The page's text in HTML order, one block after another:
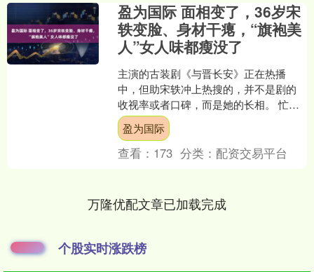
盈为国际 面相变了，36岁宋
轶变脸、身材干瘪，“旗袍美
人”女人味都瘦没了
主演的古装剧《与晋长安》正在热播
中，但助宋轶冲上热搜的，并不是剧的
收视率或者口碑，而是她的长相。 忙着
四处扫楼跑宣传，一天造型三换，可近
日的一套造型直接“吓”到....
盈为国际
查看： 173 分类： 配资交易平台
万隆优配文章已加载完成
个股实时涨跌榜